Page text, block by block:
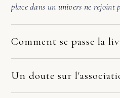
place dans un univers ne rejoint
Comment se passe la
européens. Le délai dépend du
Un doute sur